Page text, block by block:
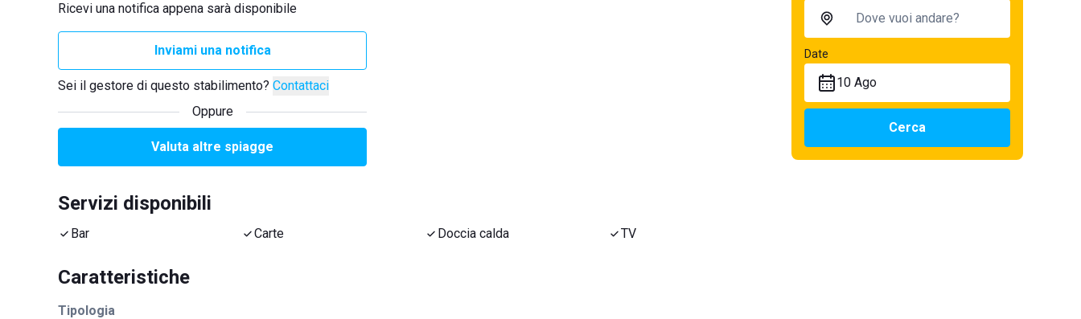
Ricevi una notifica appena sarà disponibile
Inviami una notifica
Sei il gestore di questo stabilimento? Contattaci
Oppure
Valuta altre spiagge
Servizi disponibili
Bar Carte Doccia calda TV
Caratteristiche
Tipologia
Date
10 Ago
Cerca